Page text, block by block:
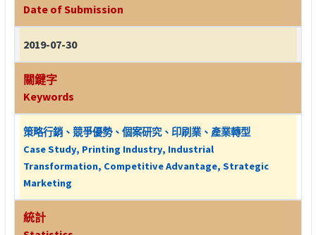
Date of Submission
2019-07-30
關鍵字
Keywords
策略行銷、競爭優勢、個案研究、印刷業、產業轉型
Case Study, Printing Industry, Industrial
Transformation, Competitive Advantage, Strategic
Marketing
統計